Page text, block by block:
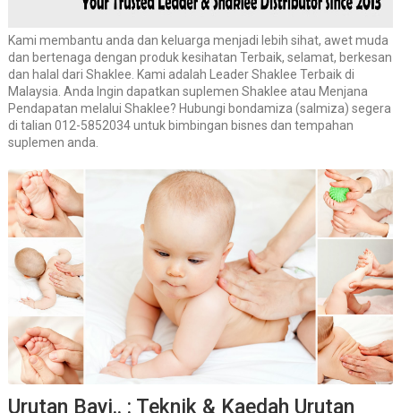
Kami membantu anda dan keluarga menjadi lebih sihat, awet muda
dan bertenaga dengan produk kesihatan Terbaik, selamat, berkesan
dan halal dari Shaklee. Kami adalah Leader Shaklee Terbaik di
Malaysia. Anda Ingin dapatkan suplemen Shaklee atau Menjana
Pendapatan melalui Shaklee? Hubungi bondamiza (salmiza) segera
di talian 012-5852034 untuk bimbingan bisnes dan tempahan
suplemen anda.
Urutan Bayi.. : Teknik & Kaedah Urutan